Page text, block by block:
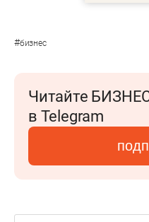
#бизнес
Читайте
в Telegram